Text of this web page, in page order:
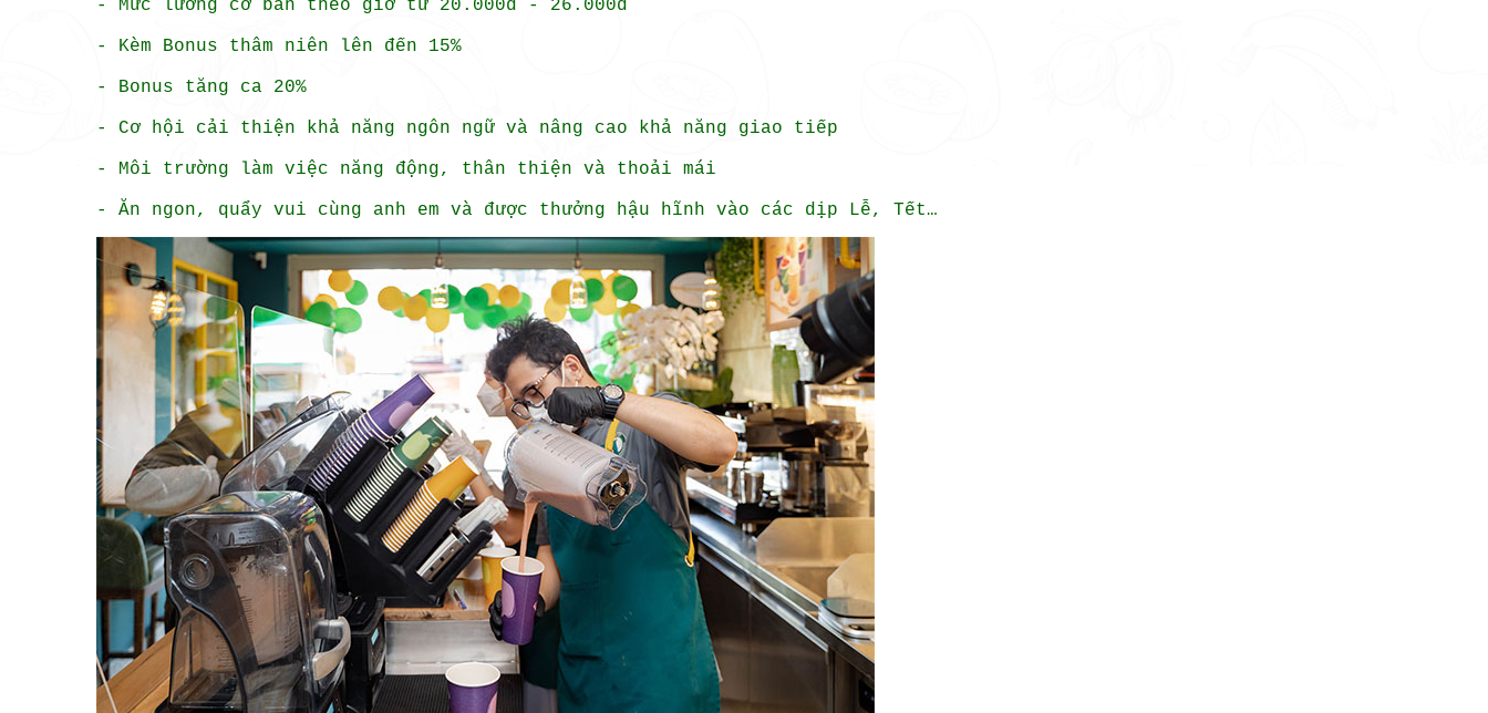
- Mức lương cơ bản theo giờ từ 20.000đ - 26.000đ
- Kèm Bonus thâm niên lên đến 15%
- Bonus tăng ca 20%
- Cơ hội cải thiện khả năng ngôn ngữ và nâng cao khả năng giao tiếp
- Môi trường làm việc năng động, thân thiện và thoải mái
- Ăn ngon, quẩy vui cùng anh em và được thưởng hậu hĩnh vào các dịp Lễ, Tết…